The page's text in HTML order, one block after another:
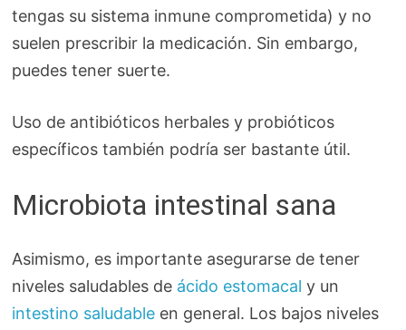
tengas su sistema inmune comprometida) y no
suelen prescribir la medicación. Sin embargo,
puedes tener suerte.
Uso de antibióticos herbales y probióticos
específicos también podría ser bastante útil.
Microbiota intestinal sana
Asimismo, es importante asegurarse de tener
niveles saludables de ácido estomacal y un
intestino saludable en general. Los bajos niveles